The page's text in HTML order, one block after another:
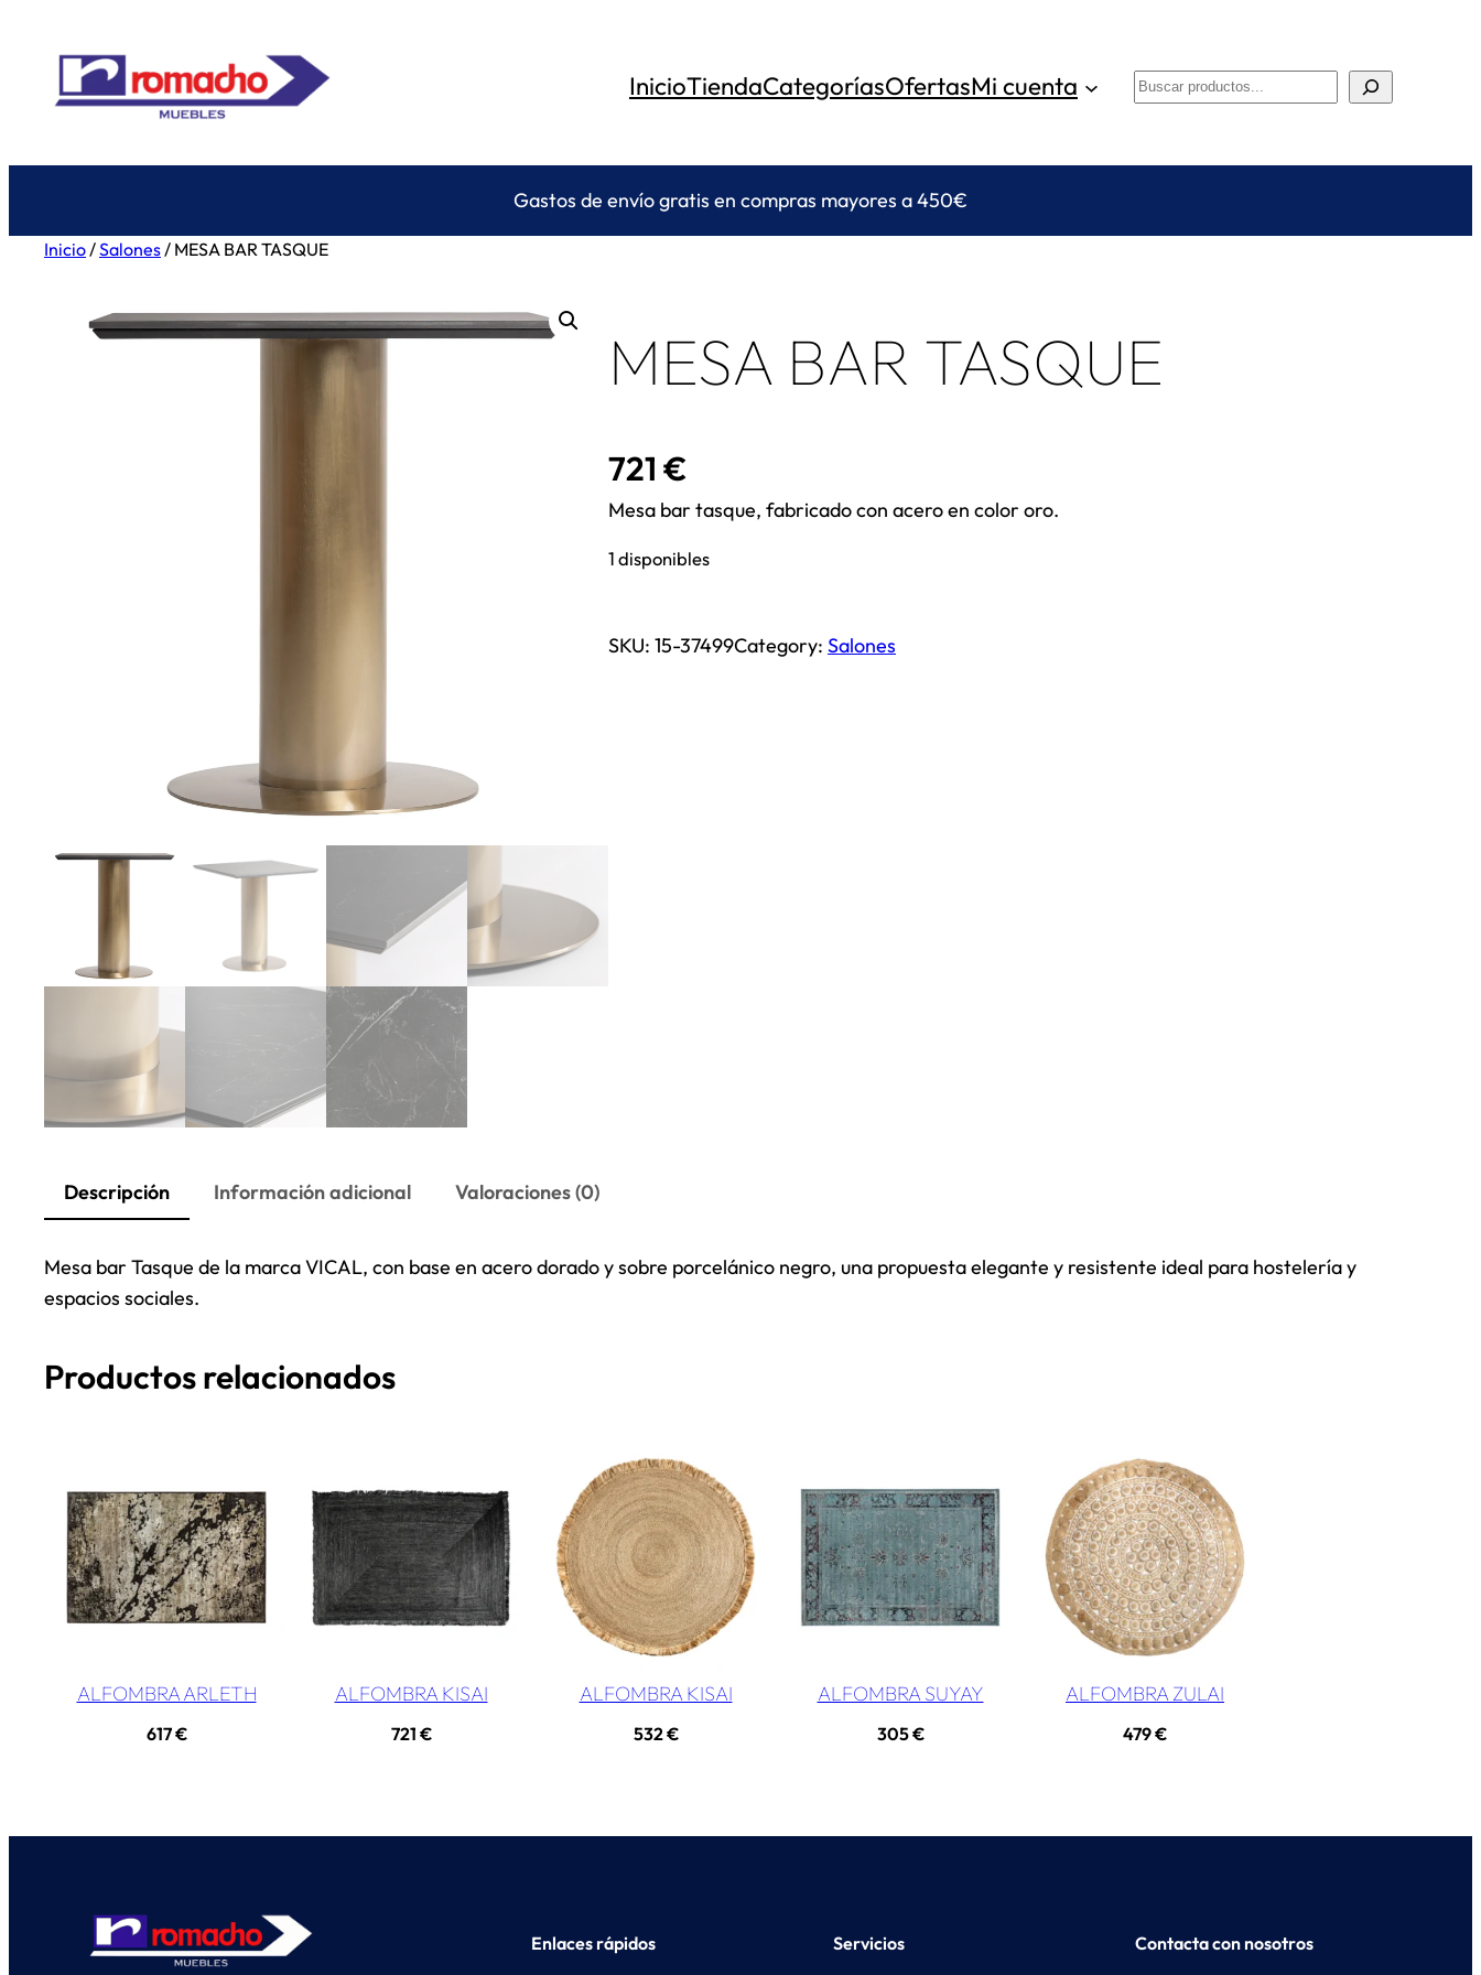
contenido
InicioTiendaCategoríasOfertasMi cuenta Buscar
Gastos de envío gratis en compras mayores a 450€
Inicio /Salones / MESA BAR TASQUE
MESA BAR TASQUE
721 €
Mesa bar tasque, fabricado con acero en color oro.
1 disponibles
SKU: 15-37499Category: Salones
Descripción Información adicional Valoraciones (0)
Mesa bar Tasque de la marca VICAL, con base en acero dorado y sobre porcelánico negro, una propuesta elegante y resistente ideal para hostelería y
espacios sociales.
Productos relacionados
ALFOMBRA ARLETH
617€
ALFOMBRA KISAI
721 €
ALFOMBRA KISAI
532€
ALFOMBRA SUYAY
305€
ALFOMBRA ZULAI
479€
Enlaces rápidos Servicios Contacta con nosotros